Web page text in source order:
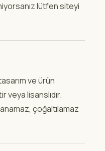
lütfen siteyi
ve ürün
veya lisanslıdır.
çoğaltılamaz